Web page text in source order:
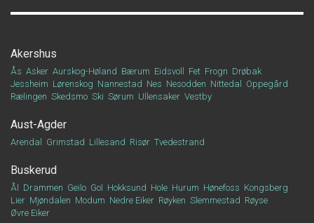
Akershus
Ås Asker Aurskog-Høland Bærum Eidsvoll Fet Frogn Drøbak
Jessheim Lørenskog Nannestad Nes Nesodden Nittedal
Oppegård
Rælingen Skedsmo Ski Sørum Ullensaker Vestby
Aust-Agder
Arendal Grimstad Lillesand Risør Tvedestrand
Buskerud
Ål Drammen Geilo Gol Hokksund Hole Hurum Hønefoss Kongsberg
Lier Mjøndalen Modum Nedre Eiker Røyken Slemmestad Røyse
Øvre Eiker